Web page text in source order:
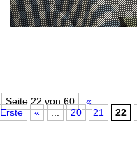
Seite 22 von 60
«
Erste
« ... 20 21 22